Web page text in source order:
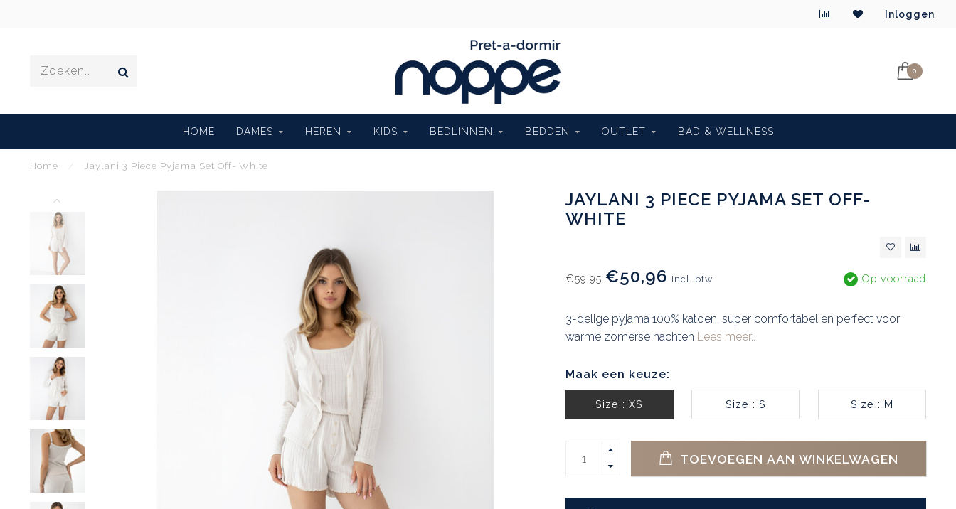
Inloggen
0
HOME DAMES HEREN KIDS BEDLINNEN BEDDEN OUTLET BAD & WELLNESS
Home Jaylani 3 Piece Pyjama Set Off- White
JAYLANI 3 PIECE PYJAMA SET OFF-
WHITE
€59,95 €50,96 Incl. btw Op voorraad
3-delige pyjama 100% katoen, super comfortabel en perfect voor
warme zomerse nachten Lees meer..
Maak een keuze:
Size : XS Size : S Size : M
TOEVOEGEN AAN WINKELWAGEN